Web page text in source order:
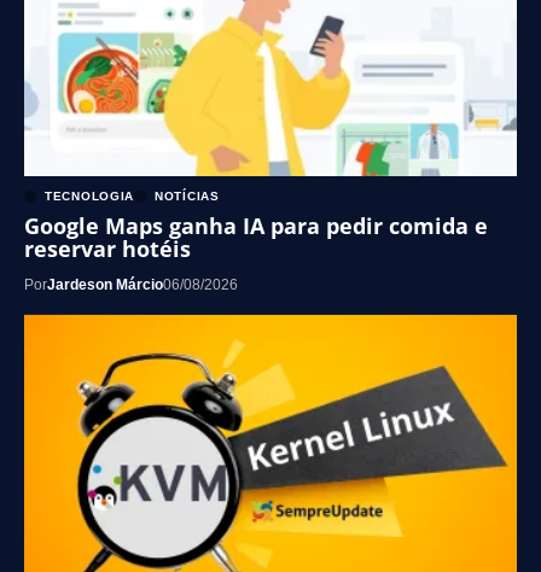
TECNOLOGIA NOTÍCIAS
Google Maps ganha IA para pedir comida e
reservar hotéis
PorJardeson Márcio06/08/2026